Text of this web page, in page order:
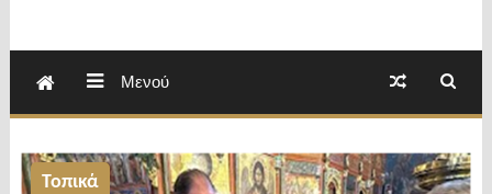
Μενού
Τοπικά